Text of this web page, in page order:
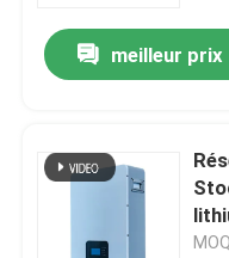
A propos de nous
Contrôle de la
meilleur prix